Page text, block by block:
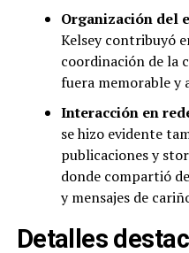
Organización del
Kelsey contribuyó
coordinación de la
fuera memorable y
Interacción en
se hizo evidente
publicaciones y
donde compartió
y mensajes de
Detalles